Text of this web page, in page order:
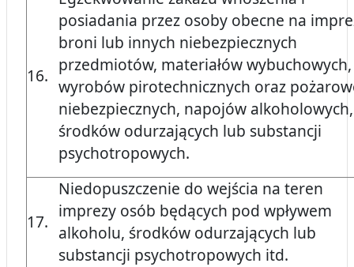
16.
posiadania przez osoby obecne na
broni lub innych niebezpiecznych
przedmiotów, materiałów wybuchowych,
wyrobów pirotechnicznych oraz
niebezpiecznych, napojów alkoholowych,
środków odurzających lub substancji
psychotropowych.
17.
Niedopuszczenie do wejścia na teren
imprezy osób będących pod wpływem
alkoholu, środków odurzających lub
substancji psychotropowych itd.